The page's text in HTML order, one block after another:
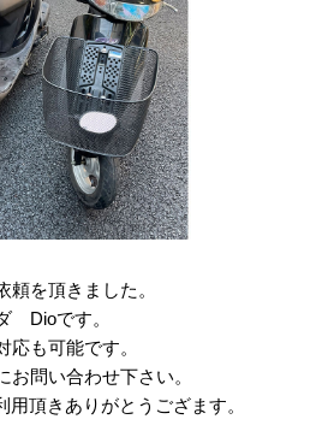
を頂きました。
Dioです。
も可能です。
問い合わせ下さい。
頂きありがとうござます。